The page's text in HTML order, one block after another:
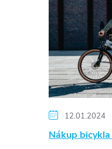
i
s
č
l
á
n
k
ů
12.01.2024
Nákup